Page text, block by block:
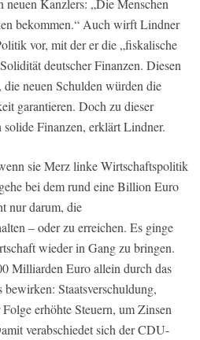
bekommen.“ Auch wirft Lindner
vor, mit der er die „fiskalische
deutscher Finanzen. Diesen
neuen Schulden würden die
garantieren. Doch zu dieser
Finanzen, erklärt Lindner.
sie Merz linke Wirtschaftspolitik
bei dem rund eine Billion Euro
nur darum, die
– oder zu erreichen. Es ginge
wieder in Gang zu bringen.
Milliarden Euro allein durch das
bewirken: Staatsverschuldung,
erhöhte Steuern, um Zinsen
verabschiedet sich der CDU-